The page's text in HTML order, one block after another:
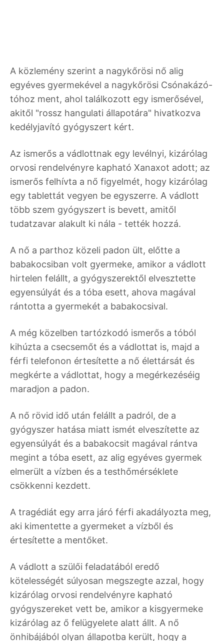
A közlemény szerint a nagykőrösi nő alig
egyéves gyermekével a nagykőrösi Csónakázó-
tóhoz ment, ahol találkozott egy ismerősével,
akitől "rossz hangulati állapotára" hivatkozva
kedélyjavító gyógyszert kért.
Az ismerős a vádlottnak egy levélnyi, kizárólag
orvosi rendelvényre kapható Xanaxot adott; az
ismerős felhívta a nő figyelmét, hogy kizárólag
egy tablettát vegyen be egyszerre. A vádlott
több szem gyógyszert is bevett, amitől
tudatzavar alakult ki nála - tették hozzá.
A nő a parthoz közeli padon ült, előtte a
babakocsiban volt gyermeke, amikor a vádlott
hirtelen felállt, a gyógyszerektől elvesztette
egyensúlyát és a tóba esett, ahova magával
rántotta a gyermekét a babakocsival.
A még közelben tartózkodó ismerős a tóból
kihúzta a csecsemőt és a vádlottat is, majd a
férfi telefonon értesítette a nő élettársát és
megkérte a vádlottat, hogy a megérkezéséig
maradjon a padon.
A nő rövid idő után felállt a padról, de a
gyógyszer hatása miatt ismét elveszítette az
egyensúlyát és a babakocsit magával rántva
megint a tóba esett, az alig egyéves gyermek
elmerült a vízben és a testhőmérséklete
csökkenni kezdett.
A tragédiát egy arra járó férfi akadályozta meg,
aki kimentette a gyermeket a vízből és
értesítette a mentőket.
A vádlott a szülői feladatából eredő
kötelességét súlyosan megszegte azzal, hogy
kizárólag orvosi rendelvényre kapható
gyógyszereket vett be, amikor a kisgyermeke
kizárólag az ő felügyelete alatt állt. A nő
önhibájából olyan állapotba került, hogy a